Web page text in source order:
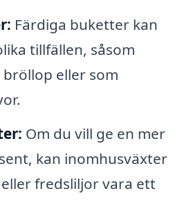
Färdiga buketter kan
tillfällen, såsom
eller som
Om du vill ge en mer
kan inomhusväxter
fredsliljor vara ett